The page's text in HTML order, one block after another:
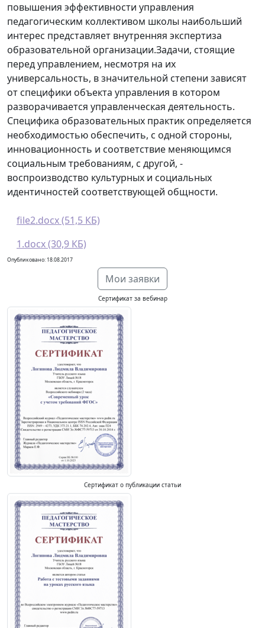
повышения эффективности управления
педагогическим коллективом школы наибольший
интерес представляет внутренняя экспертиза
образовательной организации.Задачи, стоящие
перед управлением, несмотря на их
универсальность, в значительной степени зависят
от специфики объекта управления в котором
разворачивается управленческая деятельность.
Специфика образовательных практик определяется
необходимостью обеспечить, с одной стороны,
инновационность и соответствие меняющимся
социальным требованиям, с другой, -
воспроизводство культурных и социальных
идентичностей соответствующей общности.
file2.docx (51,5 КБ)
1.docx (30,9 КБ)
Опубликовано: 18.08.2017
Мои заявки
Сертификат за вебинар
Сертификат о публикации статьи